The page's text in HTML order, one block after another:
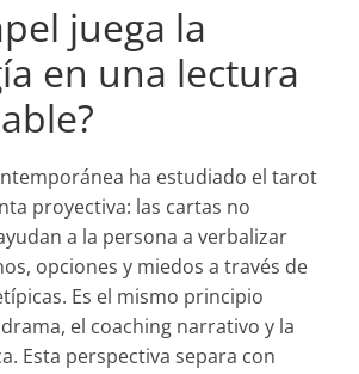
juega la
en una lectura
ha estudiado el tarot
proyectiva: las cartas no
a la persona a verbalizar
opciones y miedos a través de
Es el mismo principio
el coaching narrativo y la
Esta perspectiva separa con